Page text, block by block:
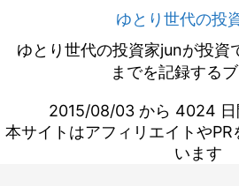
ゆとり世代の投
ゆとり世代の投資家junが投資
までを記録するブ
2015/08/03 から 4024 日
本サイトはアフィリエイトや
います